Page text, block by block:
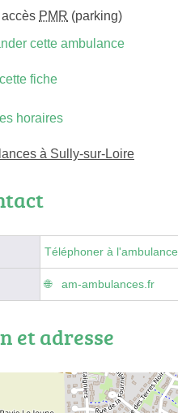
accès PMR (parking)
cette ambulance
fiche
horaires
à Sully-sur-Loire
Téléphoner à l'ambulance
am-ambulances.fr
et adresse